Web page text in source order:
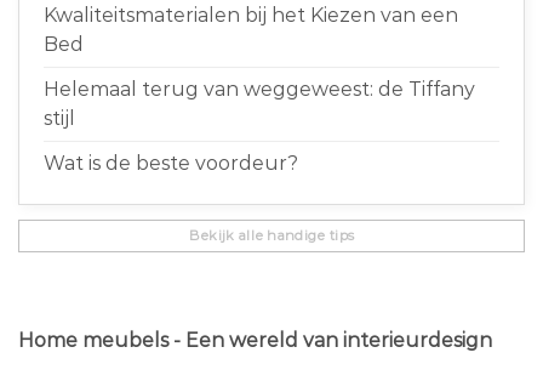
Kwaliteitsmaterialen bij het Kiezen van een
Bed
Helemaal terug van weggeweest: de Tiffany
stijl
Wat is de beste voordeur?
Bekijk alle handige tips
Home meubels - Een wereld van interieurdesign